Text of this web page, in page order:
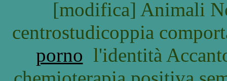
[modifica] Animali
centrostudicoppia
porno l'identità